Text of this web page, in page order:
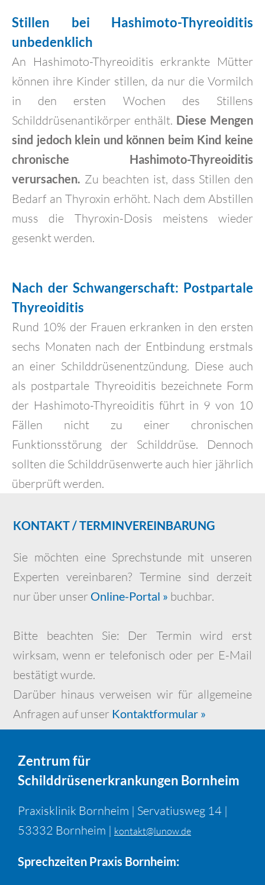
Stillen bei Hashimoto-Thyreoiditis
unbedenklich
An Hashimoto-Thyreoiditis erkrankte Mütter
können ihre Kinder stillen, da nur die Vormilch
in den ersten Wochen des Stillens
Schilddrüsenantikörper enthält. Diese Mengen
sind jedoch klein und können beim Kind keine
chronische Hashimoto-Thyreoiditis
verursachen. Zu beachten ist, dass Stillen den
Bedarf an Thyroxin erhöht. Nach dem Abstillen
muss die Thyroxin-Dosis meistens wieder
gesenkt werden.
Nach der Schwangerschaft: Postpartale
Thyreoiditis
Rund 10% der Frauen erkranken in den ersten
sechs Monaten nach der Entbindung erstmals
an einer Schilddrüsenentzündung. Diese auch
als postpartale Thyreoiditis bezeichnete Form
der Hashimoto-Thyreoiditis führt in 9 von 10
Fällen nicht zu einer chronischen
Funktionsstörung der Schilddrüse. Dennoch
sollten die Schilddrüsenwerte auch hier jährlich
überprüft werden.
KONTAKT / TERMINVEREINBARUNG
Sie möchten eine Sprechstunde mit unseren
Experten vereinbaren? Termine sind derzeit
nur über unser Online-Portal » buchbar.
Bitte beachten Sie: Der Termin wird erst
wirksam, wenn er telefonisch oder per E-Mail
bestätigt wurde.
Darüber hinaus verweisen wir für allgemeine
Anfragen auf unser Kontaktformular »
Zentrum für
Schilddrüsenerkrankungen Bornheim
Praxisklinik Bornheim | Servatiusweg 14 |
53332 Bornheim | kontakt@lunow.de
Sprechzeiten Praxis Bornheim: